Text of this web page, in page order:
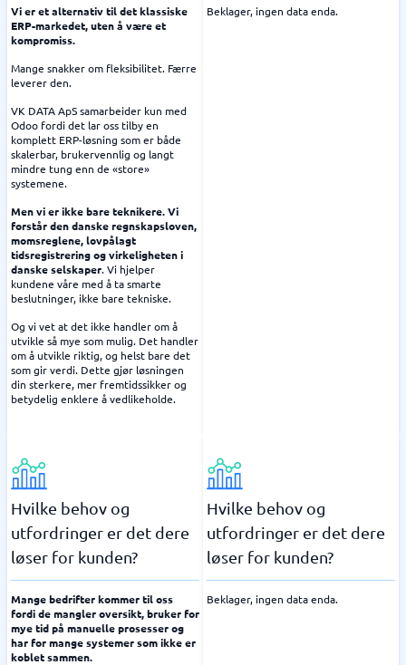
Vi er et alternativ til det klassiske
ERP-markedet, uten å være et
kompromiss.
Mange snakker om fleksibilitet. Færre
leverer den.
VK DATA ApS samarbeider kun med
Odoo fordi det lar oss tilby en
komplett ERP-løsning som er både
skalerbar, brukervennlig og langt
mindre tung enn de «store»
systemene.
Men vi er ikke bare teknikere. Vi
forstår den danske regnskapsloven,
momsreglene, lovpålagt
tidsregistrering og virkeligheten i
danske selskaper. Vi hjelper
kundene våre med å ta smarte
beslutninger, ikke bare tekniske.
Og vi vet at det ikke handler om å
utvikle så mye som mulig. Det handler
om å utvikle riktig, og helst bare det
som gir verdi. Dette gjør løsningen
din sterkere, mer fremtidssikker og
betydelig enklere å vedlikeholde.
Beklager, ingen data enda.
Hvilke behov og
utfordringer er det dere
løser for kunden?
Mange bedrifter kommer til oss
fordi de mangler oversikt, bruker for
mye tid på manuelle prosesser og
har for mange systemer som ikke er
koblet sammen.
Hvilke behov og
utfordringer er det dere
løser for kunden?
Beklager, ingen data enda.